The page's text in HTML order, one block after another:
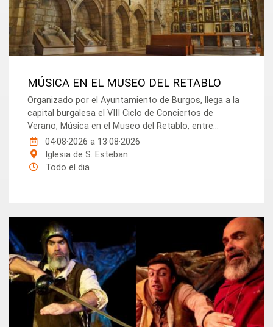
MÚSICA EN EL MUSEO DEL RETABLO
Organizado por el Ayuntamiento de Burgos, llega a la
capital burgalesa el VIII Ciclo de Conciertos de
Verano, Música en el Museo del Retablo, entre...
04·08·2026a 13·08·2026
Iglesia de S. Esteban
Todo el dia